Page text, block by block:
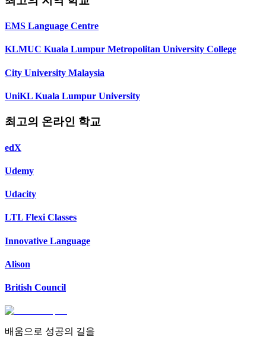
EMS Language Centre
KLMUC Kuala Lumpur Metropolitan University College
City University Malaysia
UniKL Kuala Lumpur University
최고의 온라인 학교
edX
Udemy
Udacity
LTL Flexi Classes
Innovative Language
Alison
British Council
배움으로 성공의 길을